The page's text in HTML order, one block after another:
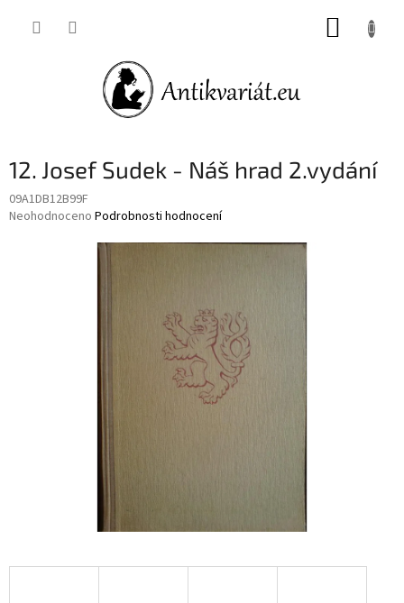
12. Josef Sudek - Náš hrad 2.vydání
09A1DB12B99F
Průměrné
Neohodnoceno Podrobnosti hodnocení